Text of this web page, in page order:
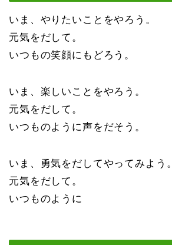
いま、やりたいことをやろう。
元気をだして。
いつもの笑顔にもどろう。
いま、楽しいことをやろう。
元気をだして。
いつものように声をだそう。
いま、勇気をだしてやってみよう。
元気をだして。
いつものように